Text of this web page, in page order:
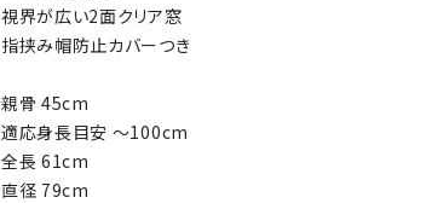
視界が広い2面クリア窓
指挟み帽防止カバーつき
親骨 45cm
適応身長目安 〜100cm
全長 61cm
直径 79cm